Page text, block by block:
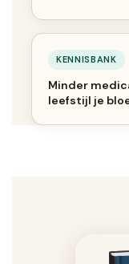
KENNISBANK
Minder
leefstijl je